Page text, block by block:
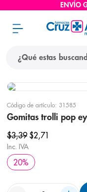
ENVÍO
Código de artículo: 31585
Gomitas trolli pop
$3,39 $2,71
Inc. IVA
20%
términos más
protector solar
3.
4. cerave